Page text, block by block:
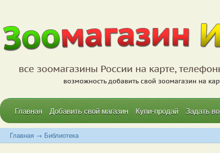
Главная Добавить свой магазин Купи-продай Задать
Главная → Библиотека